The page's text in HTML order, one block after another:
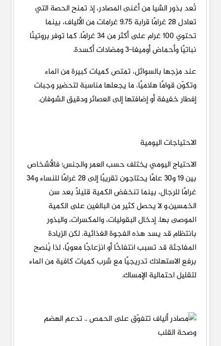
تُعد بذور الشيا من أغنى المصادر، إذ تمنح الحصة التي
تعادل 28 غرامًا قرابة 9.75 غرامات من الألياف، بينما
تحتوي 100 غرام على أكثر من 34 غرامًا. كما توفر بروتينًا
نباتيًا وأحماض أوميغا-3 ومضادات أكسدة.
عند مزجها بالسوائل، تمتص كميات كبيرة من الماء
وتكوّن قوامًا هلاميًا، ما يجعلها مناسبة لتحضير وجبات
إفطار خفيفة أو إضافتها إلى العصائر ودقيق الشوفان.
الاحتياجات اليومية
الاحتياج اليومي يختلف حسب العمر والجنس؛ فالأشخاص
بين 19 و30 عامًا يحتاجون تقريبًا إلى 28 غرامًا للنساء و34
غرامًا للرجال، بينما تنخفض الكمية قليلًا بعد سن
الخمسين.و لا يحصل كثير من البالغين على الكمية
الموصى بها. إدخال البقوليات، والمكسرات، والبذور
بانتظام قد يسد هذه الفجوة الغذائية. لكن الزيادة
المفاجئة قد تسبب انتفاخًا أو انزعاجًا معويًا، لذا يُنصح
برفع الاستهلاك تدريجيًا مع شرب كميات كافية من الماء
لتقليل احتمالية الإمساك.